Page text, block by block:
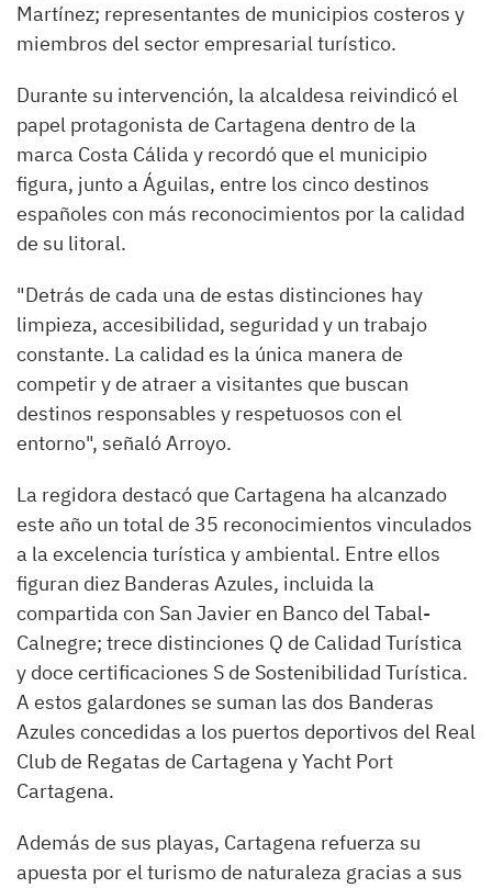
Martínez; representantes de municipios costeros y
miembros del sector empresarial turístico.
Durante su intervención, la alcaldesa reivindicó el
papel protagonista de Cartagena dentro de la
marca Costa Cálida y recordó que el municipio
figura, junto a Águilas, entre los cinco destinos
españoles con más reconocimientos por la calidad
de su litoral.
"Detrás de cada una de estas distinciones hay
limpieza, accesibilidad, seguridad y un trabajo
constante. La calidad es la única manera de
competir y de atraer a visitantes que buscan
destinos responsables y respetuosos con el
entorno", señaló Arroyo.
La regidora destacó que Cartagena ha alcanzado
este año un total de 35 reconocimientos vinculados
a la excelencia turística y ambiental. Entre ellos
figuran diez Banderas Azules, incluida la
compartida con San Javier en Banco del Tabal-
Calnegre; trece distinciones Q de Calidad Turística
y doce certificaciones S de Sostenibilidad Turística.
A estos galardones se suman las dos Banderas
Azules concedidas a los puertos deportivos del Real
Club de Regatas de Cartagena y Yacht Port
Cartagena.
Además de sus playas, Cartagena refuerza su
apuesta por el turismo de naturaleza gracias a sus